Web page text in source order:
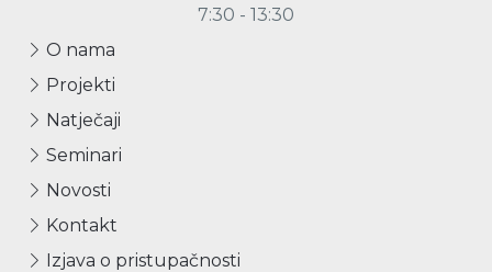
7:30 - 13:30
O nama
Projekti
Natječaji
Seminari
Novosti
Kontakt
Izjava o pristupačnosti